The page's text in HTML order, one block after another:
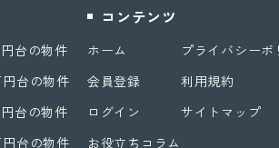
台の物件
台の物件
台の物件
台の物件
コンテンツ
ホーム
会員登録
ログイン
お役立ちコラム
プライバシーポ
利用規約
サイトマップ